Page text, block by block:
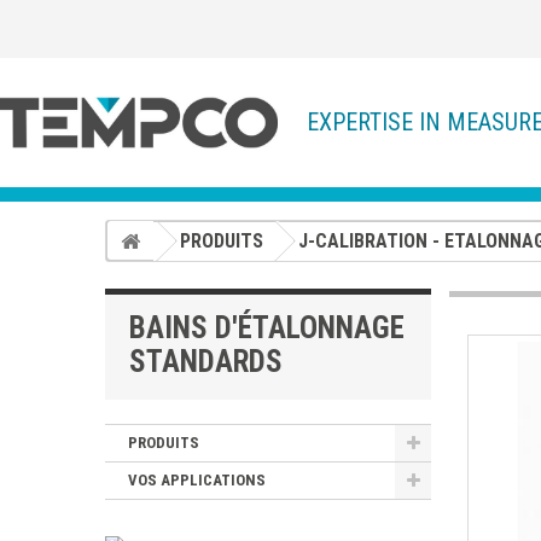
EXPERTISE IN
PRODUITS J-CALIBRATION -
BAINS D'ÉTALONNAGE
STANDARDS
PRODUITS
VOS APPLICATIONS